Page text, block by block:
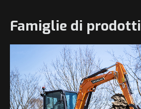
Famiglie di prodotti